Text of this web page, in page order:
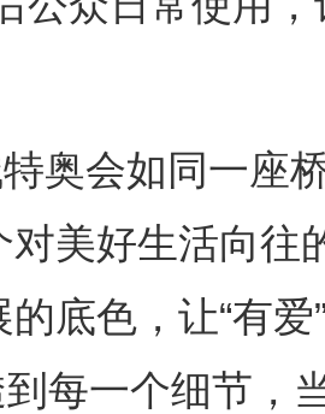
奥会如同一座
美好生活向往
底色，让“有
每一个细节，